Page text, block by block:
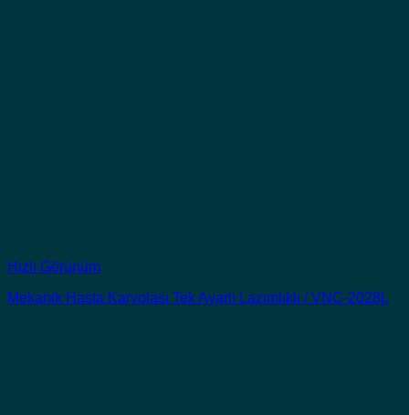
Hızlı Görünüm
Mekanik Hasta Karyolası Tek Ayarlı Lazımlıklı / VNC-2028L